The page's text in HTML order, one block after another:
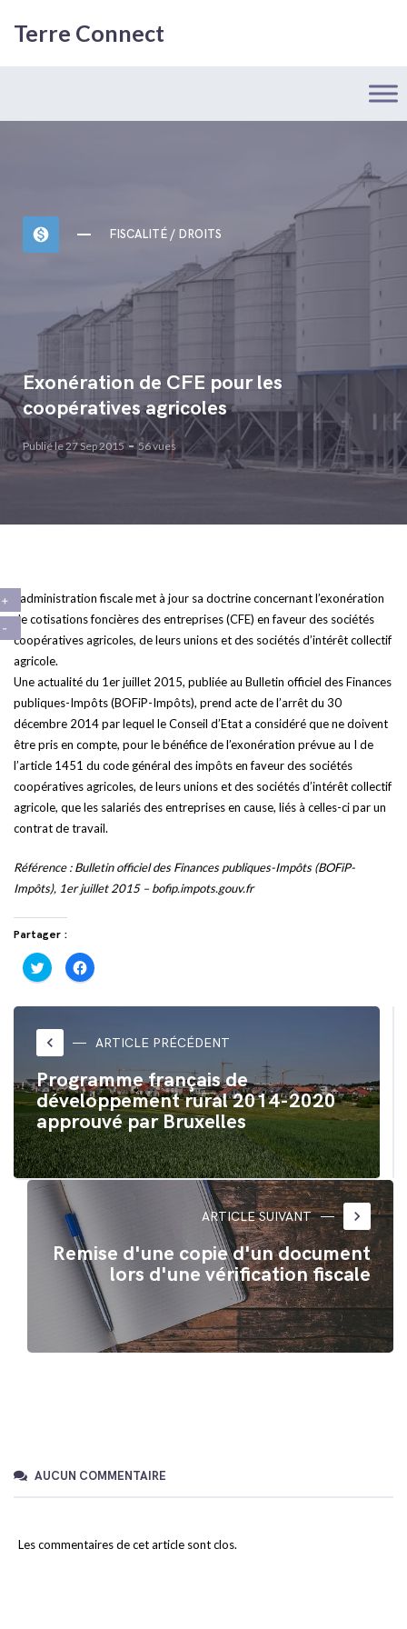
Terre Connect
monetization_on FISCALITÉ / DROITS
Exonération de CFE pour les
coopératives agricoles
Publié le 27 Sep 2015 56 vues
L’administration fiscale met à jour sa doctrine concernant l’exonération
de cotisations foncières des entreprises (CFE) en faveur des sociétés
coopératives agricoles, de leurs unions et des sociétés d’intérêt collectif
agricole.
Une actualité du 1er juillet 2015, publiée au Bulletin officiel des Finances
publiques-Impôts (BOFiP-Impôts), prend acte de l’arrêt du 30
décembre 2014 par lequel le Conseil d’Etat a considéré que ne doivent
être pris en compte, pour le bénéfice de l’exonération prévue au I de
l’article 1451 du code général des impôts en faveur des sociétés
coopératives agricoles, de leurs unions et des sociétés d’intérêt collectif
agricole, que les salariés des entreprises en cause, liés à celles-ci par un
contrat de travail.
Référence : Bulletin officiel des Finances publiques-Impôts (BOFiP-
Impôts), 1er juillet 2015 – bofip.impots.gouv.fr
Partager :
Cliquez
pour
partager
Twitter(ouvre
une
nouvelle
fenêtre)
Cliquez
pour
partager
Facebook(ouvre
nouvelle
fenêtre)
keyboard_arrow_left ARTICLE PRÉCÉDENT
Programme français de
développement rural 2014-2020
approuvé par Bruxelles
ARTICLE SUIVANT keyboard_arrow_right
Remise d'une copie d'un document
lors d'une vérification fiscale
AUCUN COMMENTAIRE
Les commentaires de cet article sont clos.